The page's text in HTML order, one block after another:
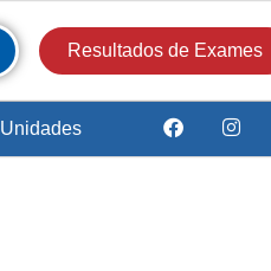
Resultados de Exames
Unidades